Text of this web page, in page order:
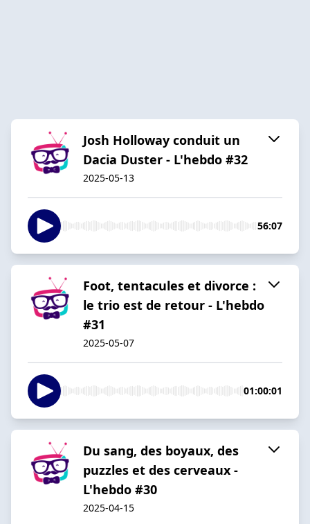
Josh Holloway conduit un
Dacia Duster - L'hebdo #32
2025-05-13
56:07
Foot, tentacules et divorce :
le trio est de retour - L'hebdo
#31
2025-05-07
01:00:01
Du sang, des boyaux, des
puzzles et des cerveaux -
L'hebdo #30
2025-04-15